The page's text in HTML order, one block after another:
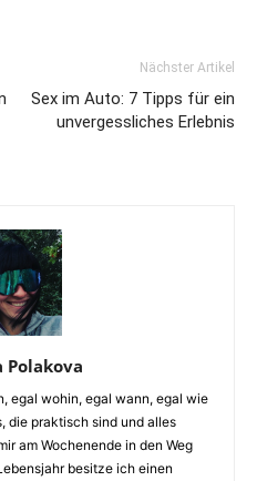
Nächster Artikel
Sex im Auto: 7 Tipps für ein
unvergessliches Erlebnis
egal wohin, egal wann, egal wie
die praktisch sind und alles
am Wochenende in den Weg
besitze ich einen